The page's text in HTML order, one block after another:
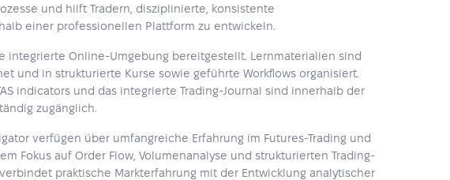
und hilft Tradern, disziplinierte, konsistente
einer professionellen Plattform zu entwickeln.
integrierte Online-Umgebung bereitgestellt. Lernmaterialien sind
und in strukturierte Kurse sowie geführte Workflows organisiert.
indicators und das integrierte Trading-Journal sind innerhalb der
zugänglich.
verfügen über umfangreiche Erfahrung im Futures-Trading und
Fokus auf Order Flow, Volumenanalyse und strukturierten Trading-
praktische Markterfahrung mit der Entwicklung analytischer